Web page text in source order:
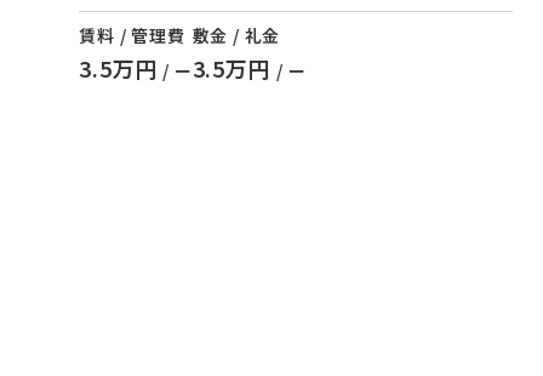
賃料 / 管理費
3.5万円 / ー
敷金 / 礼金
3.5万円 / ー